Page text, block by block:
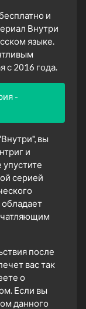
и
Внутри
языке.
с 2016 года.
-
вы
и
серией
обладает
после
вас так
о
Если вы
данного